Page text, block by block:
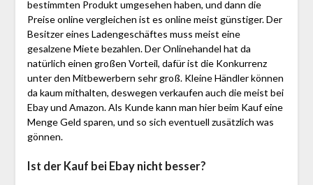
bestimmten Produkt umgesehen haben, und dann die
Preise online vergleichen ist es online meist günstiger. Der
Besitzer eines Ladengeschäftes muss meist eine
gesalzene Miete bezahlen. Der Onlinehandel hat da
natürlich einen großen Vorteil, dafür ist die Konkurrenz
unter den Mitbewerbern sehr groß. Kleine Händler können
da kaum mithalten, deswegen verkaufen auch die meist bei
Ebay und Amazon. Als Kunde kann man hier beim Kauf eine
Menge Geld sparen, und so sich eventuell zusätzlich was
gönnen.
Ist der Kauf bei Ebay nicht besser?